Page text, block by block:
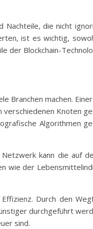
Nachteile, die nicht
ist es wichtig,
der Blockchain-
Branchen machen.
verschiedenen Knoten
Algorithmen
kann die auf
wie der
Durch den
durchgeführt
sind.